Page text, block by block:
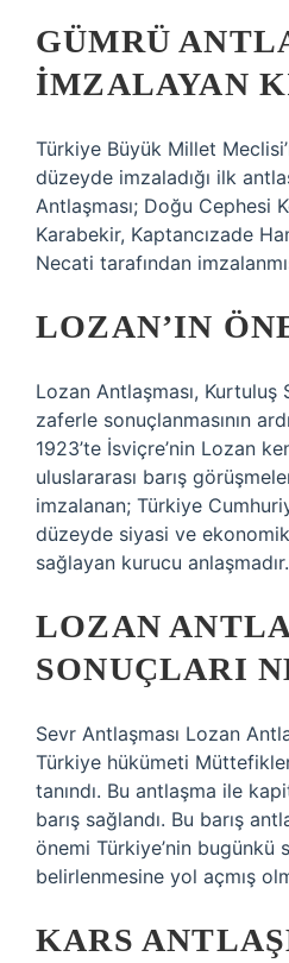
GÜMRÜ
IMZALAYAN
Türkiye Büyük Millet
düzeyde imzaladığı ilk
Antlaşması; Doğu Cephesi
Karabekir, Kaptancızade
Necati tarafından
LOZAN’IN
Lozan Antlaşması, Kurtuluş
zaferle sonuçlanmasının
1923’te İsviçre’nin Lozan
uluslararası barış
imzalanan; Türkiye
düzeyde siyasi ve ekonomik
sağlayan kurucu anlaşmadır.
LOZAN
SONUÇLARI
Sevr Antlaşması Lozan
Türkiye hükümeti
tanındı. Bu antlaşma ile
barış sağlandı. Bu barış
önemi Türkiye’nin bugünkü
belirlenmesine yol açmış
KARS